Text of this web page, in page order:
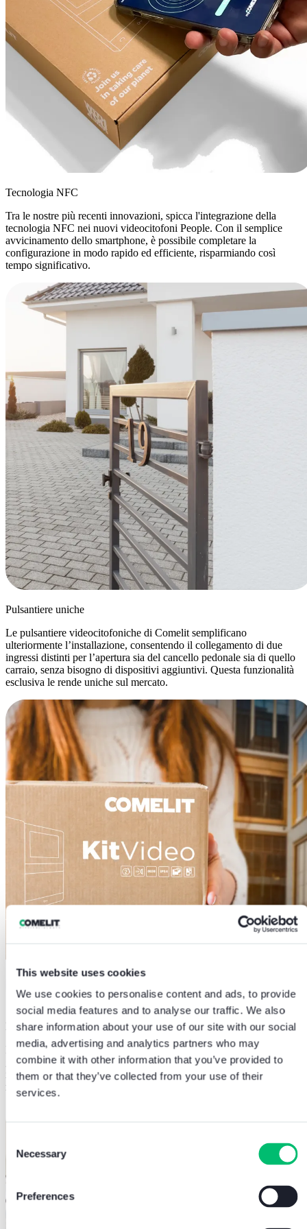
This website uses cookies
We use cookies to personalise content and ads, to provide
social media features and to analyse our traffic. We also
share information about your use of our site with our social
media, advertising and analytics partners who may
combine it with other information that you’ve provided to
them or that they’ve collected from your use of their
services.
Selection
Necessary
Preferences
Tecnologia NFC
Tra le nostre più recenti innovazioni, spicca l'integrazione della
tecnologia NFC nei nuovi videocitofoni People. Con il semplice
avvicinamento dello smartphone, è possibile completare la
configurazione in modo rapido ed efficiente, risparmiando così
tempo significativo.
Pulsantiere uniche
Le pulsantiere videocitofoniche di Comelit semplificano
ulteriormente l’installazione, consentendo il collegamento di due
ingressi distinti per l’apertura sia del cancello pedonale sia di quello
carraio, senza bisogno di dispositivi aggiuntivi. Questa funzionalità
esclusiva le rende uniche sul mercato.
Kit espandibili
In una confezione tutto ciò che è necessario! Offriamo una vasta
gamma dikit versatili, convenienti ed espandibiliche includono tutti
i componenti necessari per un’installazione efficiente, rendendo la
ricerca e la scelta dei prodotti più semplice che mai.